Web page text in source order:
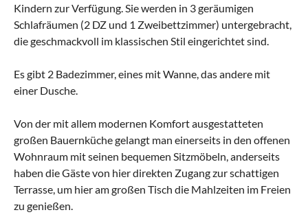
Kindern zur Verfügung. Sie werden in 3 geräumigen
Schlafräumen (2 DZ und 1 Zweibettzimmer) untergebracht,
die geschmackvoll im klassischen Stil eingerichtet sind.
Es gibt 2 Badezimmer, eines mit Wanne, das andere mit
einer Dusche.
Von der mit allem modernen Komfort ausgestatteten
großen Bauernküche gelangt man einerseits in den offenen
Wohnraum mit seinen bequemen Sitzmöbeln, anderseits
haben die Gäste von hier direkten Zugang zur schattigen
Terrasse, um hier am großen Tisch die Mahlzeiten im Freien
zu genießen.